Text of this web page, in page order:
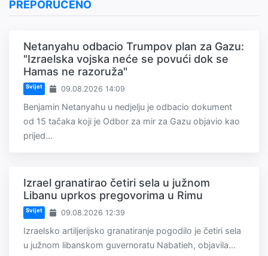
PREPORUČENO
Netanyahu odbacio Trumpov plan za Gazu:
"Izraelska vojska neće se povući dok se
Hamas ne razoruža"
Svijet 09.08.2026 14:09
Benjamin Netanyahu u nedjelju je odbacio dokument
od 15 tačaka koji je Odbor za mir za Gazu objavio kao
prijed...
Izrael granatirao četiri sela u južnom
Libanu uprkos pregovorima u Rimu
Svijet 09.08.2026 12:39
Izraelsko artiljerijsko granatiranje pogodilo je četiri sela
u južnom libanskom guvernoratu Nabatieh, objavila...